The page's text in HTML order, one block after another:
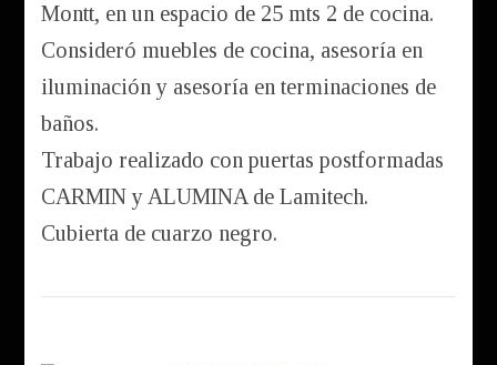
Montt, en un espacio de 25 mts 2 de cocina.
Consideró muebles de cocina, asesoría en
iluminación y asesoría en terminaciones de
baños.
Trabajo realizado con puertas postformadas
CARMIN y ALUMINA de Lamitech.
Cubierta de cuarzo negro.